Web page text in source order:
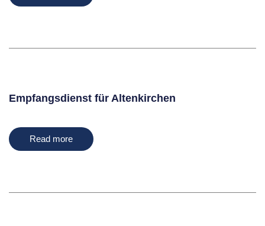
Empfangsdienst für Altenkirchen
Read more